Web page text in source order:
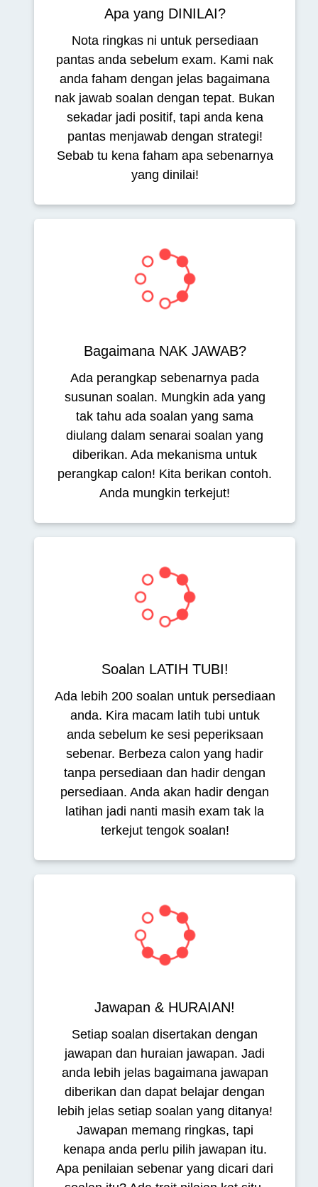
Apa yang DINILAI?
Nota ringkas ni untuk persediaan
pantas anda sebelum exam. Kami nak
anda faham dengan jelas bagaimana
nak jawab soalan dengan tepat. Bukan
sekadar jadi positif, tapi anda kena
pantas menjawab dengan strategi!
Sebab tu kena faham apa sebenarnya
yang dinilai!
Bagaimana NAK JAWAB?
Ada perangkap sebenarnya pada
susunan soalan. Mungkin ada yang
tak tahu ada soalan yang sama
diulang dalam senarai soalan yang
diberikan. Ada mekanisma untuk
perangkap calon! Kita berikan contoh.
Anda mungkin terkejut!
Soalan LATIH TUBI!
Ada lebih 200 soalan untuk persediaan
anda. Kira macam latih tubi untuk
anda sebelum ke sesi peperiksaan
sebenar. Berbeza calon yang hadir
tanpa persediaan dan hadir dengan
persediaan. Anda akan hadir dengan
latihan jadi nanti masih exam tak la
terkejut tengok soalan!
Jawapan & HURAIAN!
Setiap soalan disertakan dengan
jawapan dan huraian jawapan. Jadi
anda lebih jelas bagaimana jawapan
diberikan dan dapat belajar dengan
lebih jelas setiap soalan yang ditanya!
Jawapan memang ringkas, tapi
kenapa anda perlu pilih jawapan itu.
Apa penilaian sebenar yang dicari dari